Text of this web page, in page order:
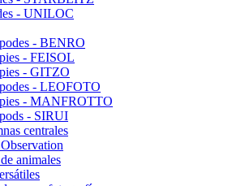
- UNILOC
- BENRO
- FEISOL
- GITZO
- LEOFOTO
- MANFROTTO
- SIRUI
centrales
animales